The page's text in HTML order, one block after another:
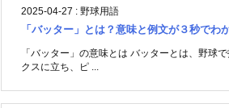
2025-04-27 : 野球用語
「バッター」とは？意味と例文が３秒でわ
「バッター」の意味とは バッターとは、野球
クスに立ち、ピ ...